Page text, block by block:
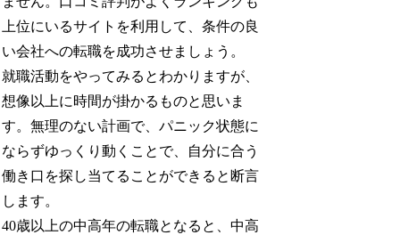
上位にいるサイトを利用して、条件の良
い会社への転職を成功させましょう。
就職活動をやってみるとわかりますが、
想像以上に時間が掛かるものと思いま
す。無理のない計画で、パニック状態に
ならずゆっくり動くことで、自分に合う
働き口を探し当てることができると断言
します。
40歳以上の中高年の転職となると、中高